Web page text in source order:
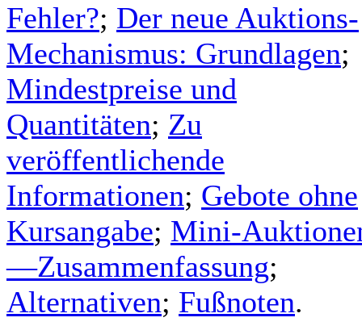
Fehler?; Der neue Auktions-
Mechanismus: Grundlagen;
Mindestpreise und
Quantitäten; Zu
veröffentlichende
Informationen; Gebote ohne
Kursangabe; Mini-
—Zusammenfassung;
Alternativen; Fußnoten.